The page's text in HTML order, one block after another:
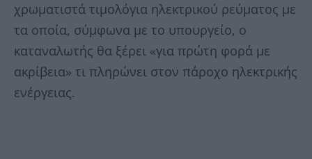
χρωματιστά τιμολόγια ηλεκτρικού ρεύματος με
τα οποία, σύμφωνα με το υπουργείο, ο
καταναλωτής θα ξέρει «για πρώτη φορά με
ακρίβεια» τι πληρώνει στον πάροχο ηλεκτρικής
ενέργειας.